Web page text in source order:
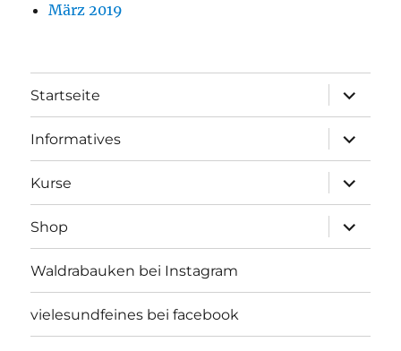
März 2019
Startseite
öffnen
Informatives
öffnen
Kurse
öffnen
Shop
öffnen
Waldrabauken bei Instagram
vielesundfeines bei facebook